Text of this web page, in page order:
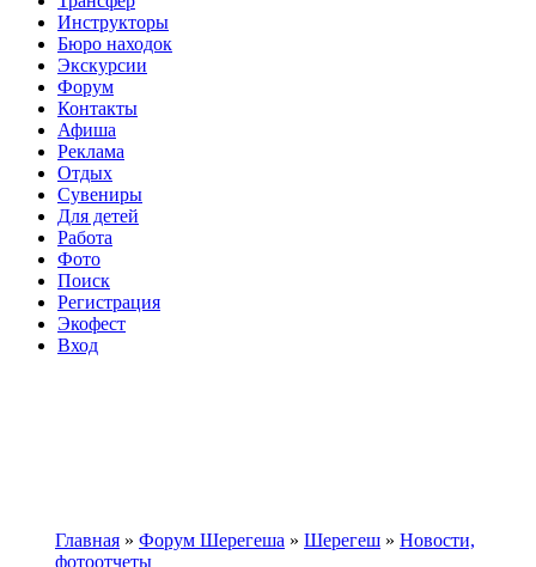
Инструкторы
Бюро находок
Экскурсии
Форум
Контакты
Афиша
Реклама
Отдых
Сувениры
Для детей
Работа
Фото
Поиск
Регистрация
Экофест
Вход
Главная » Форум Шерегеша » Шерегеш » Новости,
фотоотчеты